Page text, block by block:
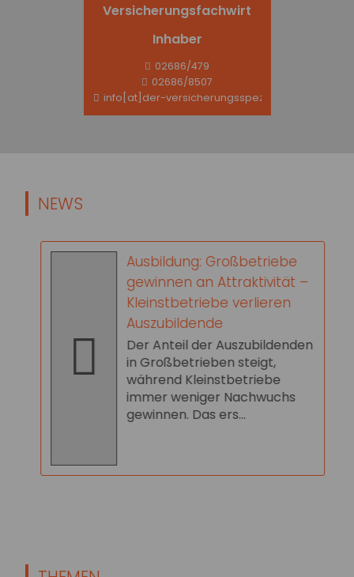
Versicherungsfachwirt
Inhaber
02686/479
02686/8507
info[at]der-versicherungsspezi.de
NEWS
Ausbildung: Großbetriebe
gewinnen an Attraktivität –
Kleinstbetriebe verlieren
Auszubildende
Der Anteil der Auszubildenden
in Großbetrieben steigt,
während Kleinstbetriebe
immer weniger Nachwuchs
gewinnen. Das ers...